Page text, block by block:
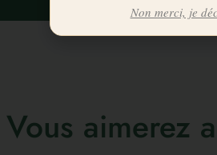
Vous aimerez
Non merci, je